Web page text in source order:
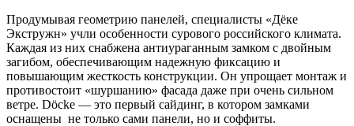
Продумывая геометрию панелей, специалисты «Дёке
Экстружн» учли особенности сурового российского климата.
Каждая из них снабжена антиураганным замком с двойным
загибом, обеспечивающим надежную фиксацию и
повышающим жесткость конструкции. Он упрощает монтаж и
противостоит «шуршанию» фасада даже при очень сильном
ветре. Döcke — это первый сайдинг, в котором замками
оснащены не только сами панели, но и соффиты.